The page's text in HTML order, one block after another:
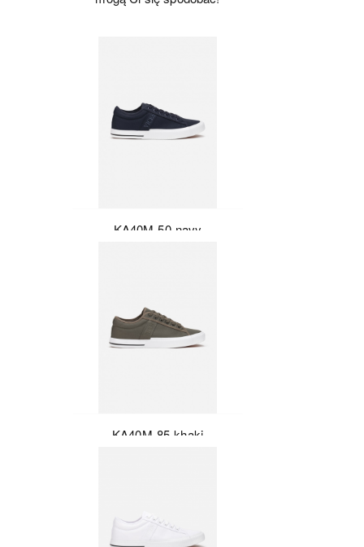
KA40M-50-navy
KA40M-85-khaki